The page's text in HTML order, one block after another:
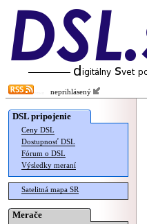
neprihlásený
DSL pripojenie
Ceny DSL
Dostupnosť DSL
Fórum o DSL
Výsledky meraní
Satelitná mapa SR
Merače